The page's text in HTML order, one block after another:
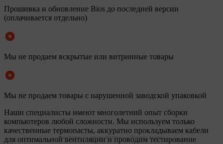
Прошивка и обновление Bios до последней версии
(оплачивается отдельно)
Мы не продаем вскрытые или витринные товары
Мы не продаем товары с нарушенной заводской упаковкой
Наши специалисты имеют многолетний опыт сборки
компьютеров любой сложности. Мы используем только
качественные термопасты, аккуратно прокладываем кабели
для оптимальной вентиляции и проводим тестирование
Legionpc на карте Москвы — Яндекс Карты